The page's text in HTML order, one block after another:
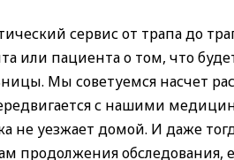
сервис от трапа до
или пациента о том, что
Мы советуемся насчет
с нашими
не уезжает домой. И даже
продолжения обследования,